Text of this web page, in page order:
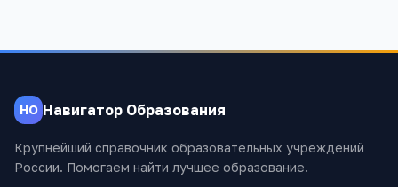
НО Навигатор Образования
Крупнейший справочник образовательных учреждений
России. Помогаем найти лучшее образование.